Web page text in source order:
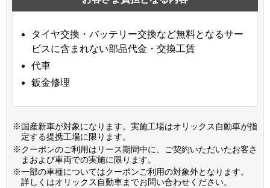
タイヤ交換・バッテリー交換など無料となるサー
ビスに含まれない部品代金・交換工賃
代車
鈑金修理
※国産新車が対象になります。実施工場はオリックス自動車が指
定する提携工場に限ります。
※クーポンのご利用はリース期間中に、ご契約いただいたお客さ
まおよび車両での実施に限ります。
※一部の車種についてはクーポンご利用の対象外となります。
詳しくはオリックス自動車までお問い合わせください。